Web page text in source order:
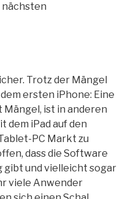
nächsten
Trotz der Mängel
ersten iPhone: Eine
Mängel, ist in anderen
dem iPad auf den
PC Markt zu
dass die Software
gibt und vielleicht sogar
viele Anwender